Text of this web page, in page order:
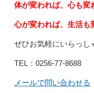
体が変われば、心も変
心が変われば、生活も
ぜひお気軽にいらっし
TEL：0256-77-8688
メールで問い合わせる